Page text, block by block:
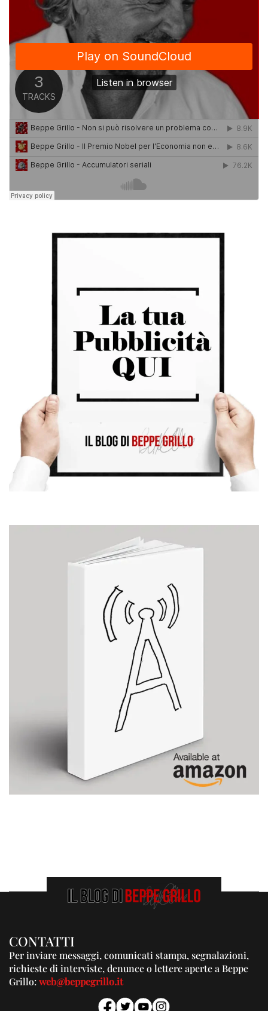
CONTATTI
Per inviare messaggi, comunicati stampa, segnalazioni,
richieste di interviste, denunce o lettere aperte a Beppe
Grillo:web@beppegrillo.it